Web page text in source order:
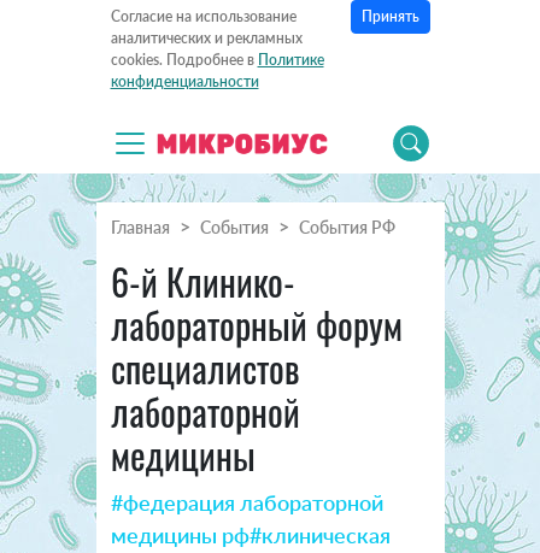
Согласие на использование
аналитических и рекламных
cookies. Подробнее в Политике
конфиденциальности
Принять
Главная События События РФ
6-й Клинико-
лабораторный форум
специалистов
лабораторной
медицины
#федерация лабораторной
медицины рф#клиническая